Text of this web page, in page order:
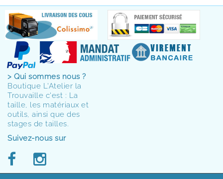
> Qui sommes nous ?
Boutique L'Atelier la
Trouvaille c'est : La
taille, les matériaux et
outils, ainsi que des
stages de tailles.
Suivez-nous sur